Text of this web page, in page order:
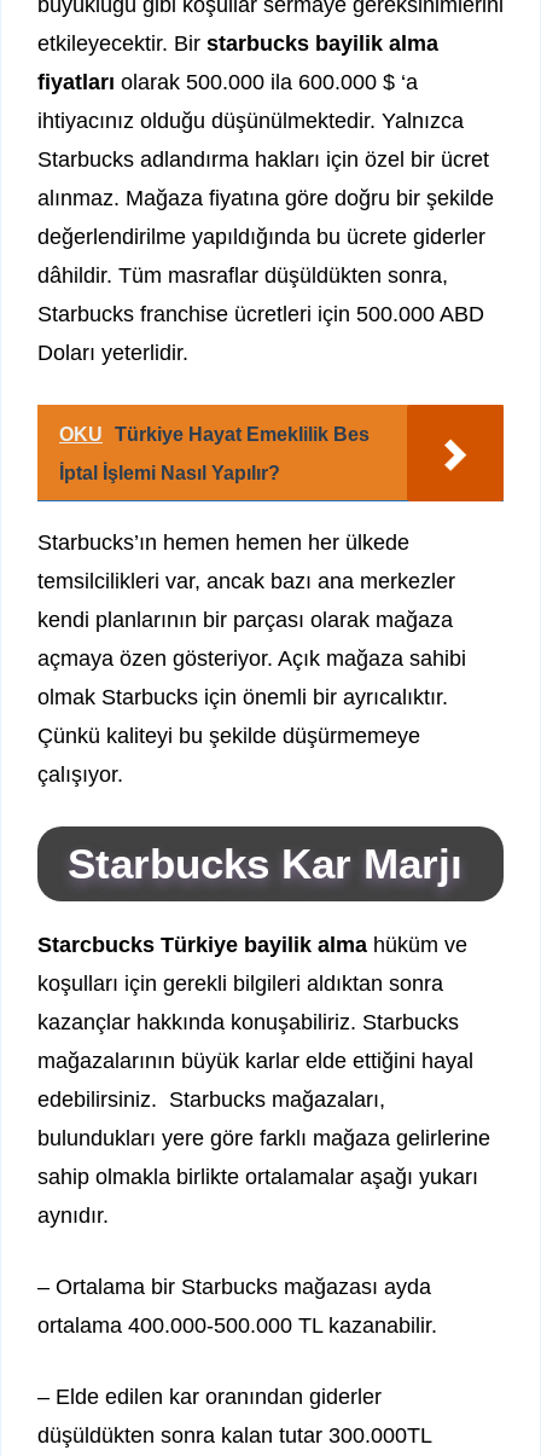
büyüklüğü gibi koşullar sermaye gereksinimlerini
etkileyecektir. Bir starbucks bayilik alma
fiyatları olarak 500.000 ila 600.000 $ ‘a
ihtiyacınız olduğu düşünülmektedir. Yalnızca
Starbucks adlandırma hakları için özel bir ücret
alınmaz. Mağaza fiyatına göre doğru bir şekilde
değerlendirilme yapıldığında bu ücrete giderler
dâhildir. Tüm masraflar düşüldükten sonra,
Starbucks franchise ücretleri için 500.000 ABD
Doları yeterlidir.
OKU
Türkiye Hayat Emeklilik Bes
İptal İşlemi Nasıl Yapılır?
Starbucks’ın hemen hemen her ülkede
temsilcilikleri var, ancak bazı ana merkezler
kendi planlarının bir parçası olarak mağaza
açmaya özen gösteriyor. Açık mağaza sahibi
olmak Starbucks için önemli bir ayrıcalıktır.
Çünkü kaliteyi bu şekilde düşürmemeye
çalışıyor.
Starbucks Kar Marjı
Starcbucks Türkiye bayilik alma hüküm ve
koşulları için gerekli bilgileri aldıktan sonra
kazançlar hakkında konuşabiliriz. Starbucks
mağazalarının büyük karlar elde ettiğini hayal
edebilirsiniz. Starbucks mağazaları,
bulundukları yere göre farklı mağaza gelirlerine
sahip olmakla birlikte ortalamalar aşağı yukarı
aynıdır.
– Ortalama bir Starbucks mağazası ayda
ortalama 400.000-500.000 TL kazanabilir.
– Elde edilen kar oranından giderler
düşüldükten sonra kalan tutar 300.000TL